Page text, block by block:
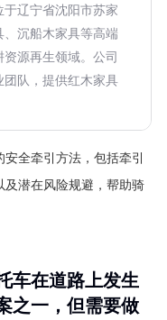
辽宁省沈阳市苏家
沉船木家具等高端
源再生领域。公司
团队，提供红木家具
全牵引方法，包括牵引
及潜在风险规避，帮助骑
车在道路上发生
之一，但需要做